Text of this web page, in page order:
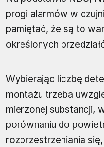
progi alarmów w
pamiętać, że są to
określonych
Wybierając liczbę
montażu trzeba
mierzonej substancji,
porównaniu do
rozprzestrzeniania